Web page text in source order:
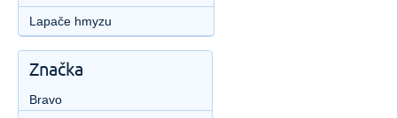
Lapače hmyzu
Značka
Bravo